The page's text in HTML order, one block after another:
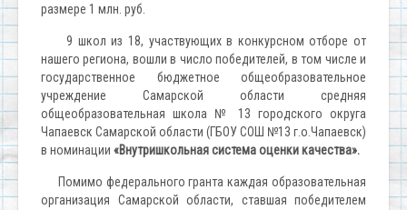
размере 1 млн. руб.
9 школ из 18, участвующих в конкурсном отборе от
нашего региона, вошли в число победителей, в том числе и
государственное бюджетное общеобразовательное
учреждение Самарской области средняя
общеобразовательная школа № 13 городского округа
Чапаевск Самарской области (ГБОУ СОШ №13 г.о.Чапаевск)
в номинации «Внутришкольная система оценки качества».
Помимо федерального гранта каждая образовательная
организация Самарской области, ставшая победителем